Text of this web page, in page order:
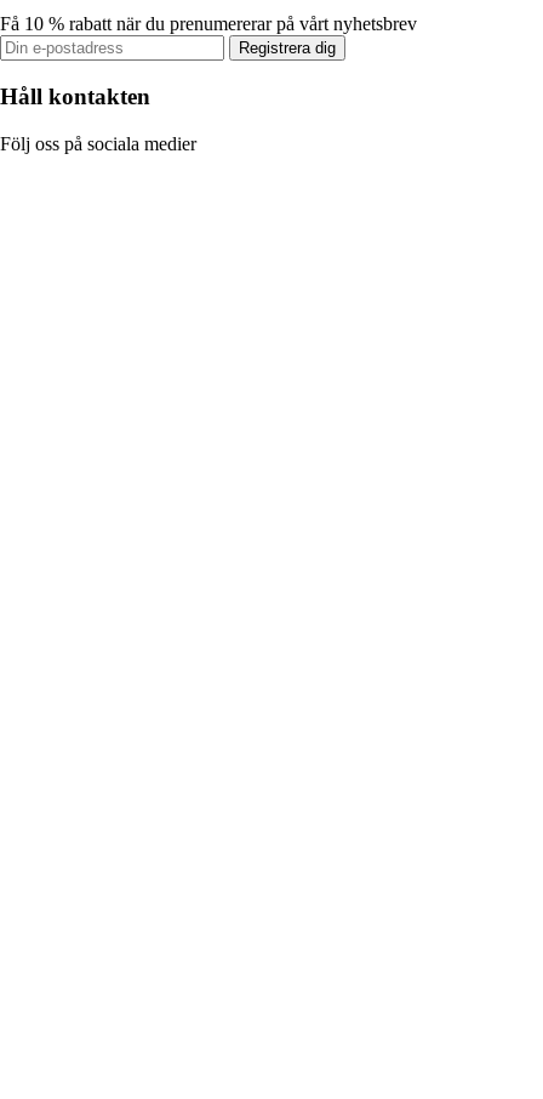
Få 10 % rabatt när du prenumererar på vårt nyhetsbrev
Registrera dig
Håll kontakten
Följ oss på sociala medier